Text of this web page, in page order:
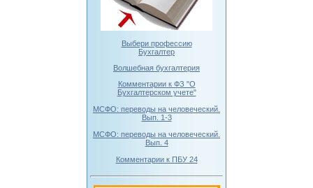
Выбери профессию
Бухгалтер
Волшебная бухгалтерия
Комментарии к ФЗ "О
Бухгалтерском учете"
МСФО: переводы на человеческий.
Вып. 1-3
МСФО: переводы на человеческий.
Вып. 4
Комментарии к ПБУ 24